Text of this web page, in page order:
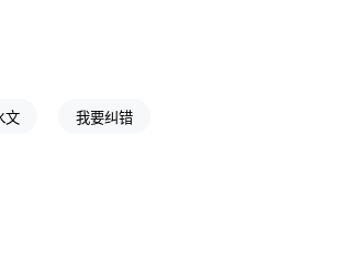
文 我要纠错